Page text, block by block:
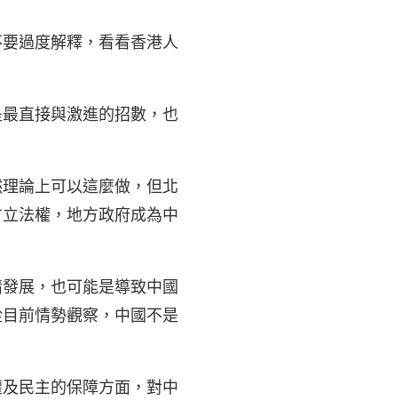
過度解釋，看看香港人
直接與激進的招數，也
論上可以這麼做，但北
法權，地方政府成為中
展，也可能是導致中國
前情勢觀察，中國不是
民主的保障方面，對中